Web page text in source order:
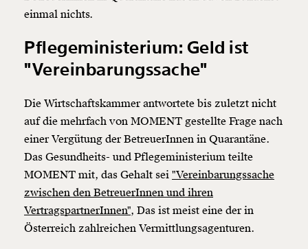
Veränderung
beginnt mit Dir!
WerdeFördermitgliedund wir können gemeinsam
unsere Wirtschaft so gestalten, dass sie für alle
funktioniert. Unsere Recherchen sind für alle frei im
Netz. Unabhängig und werbefrei. Und das wird auch
so bleiben. Kämpf’ mit uns für den Fortschritt und
einmal nichts.
Pflegeministerium: Geld ist
"Vereinbarungssache"
Die Wirtschaftskammer antwortete bis zuletzt nicht
auf die mehrfach von MOMENT gestellte Frage nach
einer Vergütung der BetreuerInnen in Quarantäne.
Das Gesundheits- und Pflegeministerium teilte
MOMENT mit, das Gehalt sei "Vereinbarungssache
zwischen den BetreuerInnen und ihren
VertragspartnerInnen", Das ist meist eine der in
Österreich zahlreichen Vermittlungsagenturen.